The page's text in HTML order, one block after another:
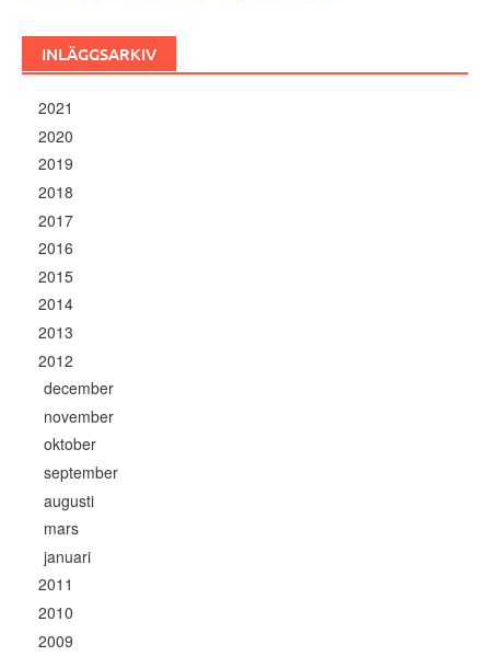
INLÄGGSARKIV
2021
2020
2019
2018
2017
2016
2015
2014
2013
2012
december
november
oktober
september
augusti
mars
januari
2011
2010
2009